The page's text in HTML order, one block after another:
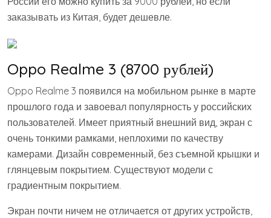
заказывать из Китая, будет дешевле.
Oppo Realme 3 (8700 рублей)
Oppo Realme 3 появился на мобильном рынке в марте
прошлого года и завоевал популярность у российских
пользователей. Имеет приятный внешний вид, экран с
очень тонкими рамками, неплохими по качеству
камерами. Дизайн современный, без съемной крышки и
глянцевым покрытием. Существуют модели с
градиентным покрытием.
Экран почти ничем не отличается от других устройств,